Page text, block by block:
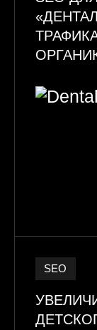
SEO